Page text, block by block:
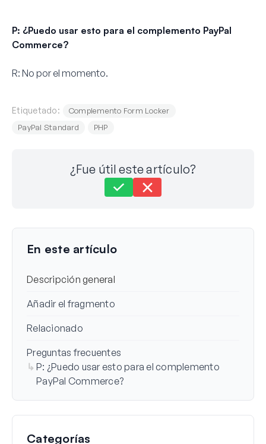
P: ¿Puedo usar esto para el complemento PayPal
Commerce?
R: No por el momento.
Etiquetado:
Complemento Form Locker
PayPal Standard
PHP
¿Fue útil este artículo?
Última actualización el 29 de sep de 2023
En este artículo
Descripción general
Añadir el fragmento
Relacionado
Preguntas frecuentes
P: ¿Puedo usar esto para el complemento
PayPal Commerce?
Categorías